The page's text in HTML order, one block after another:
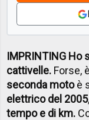
IMPRINTING Ho
cattivelle. Forse, è
seconda motoè
elettrico del 2005
tempo e di km.